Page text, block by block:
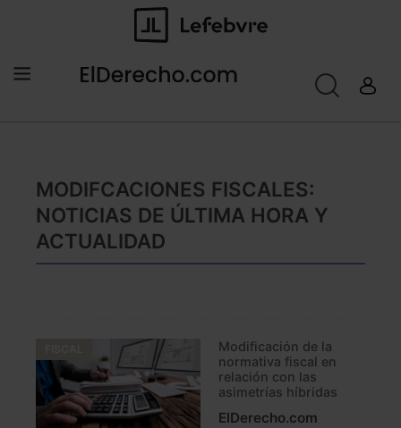
MODIFCACIONES FISCALES:
NOTICIAS DE ÚLTIMA HORA Y
ACTUALIDAD
Modificación de la
normativa fiscal en
relación con las
asimetrías híbridas
ElDerecho.com